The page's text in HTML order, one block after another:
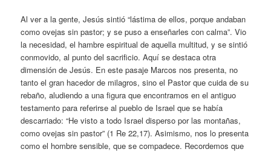
Al ver a la gente, Jesús sintió “lástima de ellos, porque andaban
como ovejas sin pastor; y se puso a enseñarles con calma”. Vio
la necesidad, el hambre espiritual de aquella multitud, y se sintió
conmovido, al punto del sacrificio. Aquí se destaca otra
dimensión de Jesús. En este pasaje Marcos nos presenta, no
tanto el gran hacedor de milagros, sino el Pastor que cuida de su
rebaño, aludiendo a una figura que encontramos en el antiguo
testamento para referirse al pueblo de Israel que se había
descarriado: “He visto a todo Israel disperso por las montañas,
como ovejas sin pastor” (1 Re 22,17). Asimismo, nos lo presenta
como el hombre sensible, que se compadece. Recordemos que